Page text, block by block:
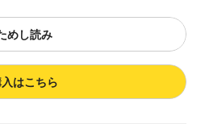
めし読み
はこちら